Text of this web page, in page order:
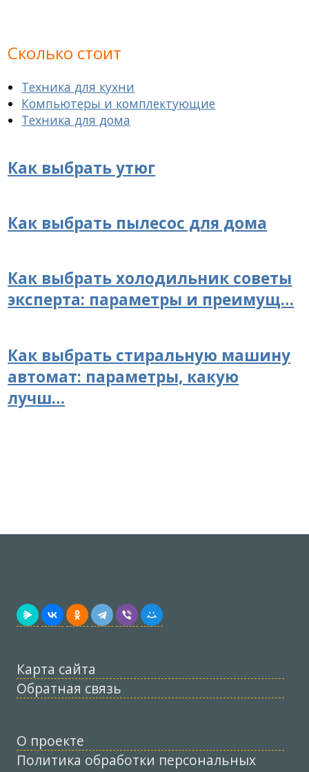
Сколько стоит
Техника для кухни
Компьютеры и комплектующие
Техника для дома
Как выбрать утюг
Как выбрать пылесос для дома
Как выбрать холодильник советы
эксперта: параметры и преимущ…
Как выбрать стиральную машину
автомат: параметры, какую
лучш…
Карта сайта
Обратная связь
О проекте
Политика обработки персональных